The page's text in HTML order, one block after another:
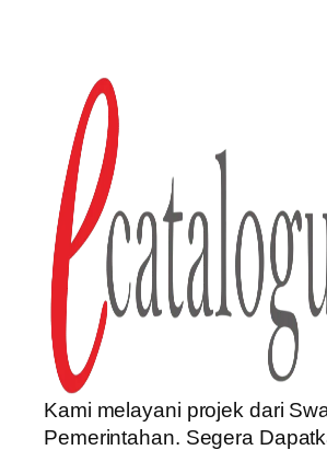
Kami melayani projek dari
Pemerintahan. Segera